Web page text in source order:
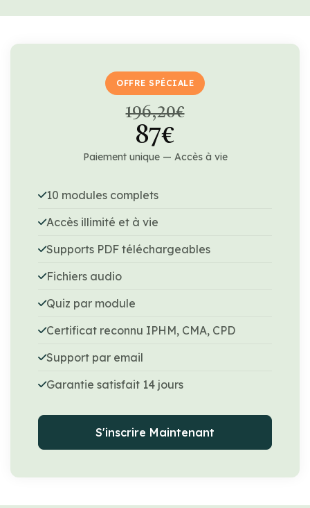
OFFRE SPÉCIALE
196,20€
87€
Paiement unique — Accès à vie
10 modules complets
Accès illimité et à vie
Supports PDF téléchargeables
Fichiers audio
Quiz par module
Certificat reconnu IPHM, CMA, CPD
Support par email
Garantie satisfait 14 jours
S'inscrire Maintenant